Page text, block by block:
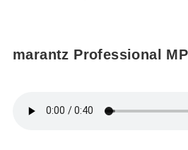
marantz Professional